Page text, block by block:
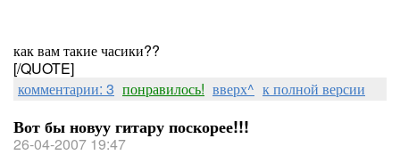
как вам такие часики??
[/QUOTE]
комментарии: 3 понравилось! вверх^ к полной версии
Вот бы новуу гитару поскорее!!!
26-04-2007 19:47